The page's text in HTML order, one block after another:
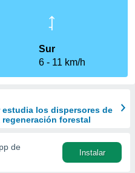
Sur
6
11 km/h
los dispersores de
forestal
de
Instalar